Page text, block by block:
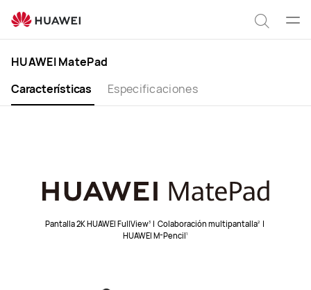
HUAWEI
MatePad
Abrir
HUAWEI MatePad
Características
Especificaciones
Pantalla 2K HUAWEI FullView3 | Colaboración multipantalla2
|
HUAWEI M-Pencil1